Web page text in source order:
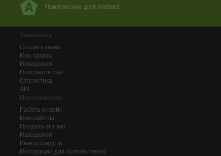
Приложение для Android
Заказчику
Создать заказ
Мои заказы
Извещения
Пополнить счёт
Статистика
API
Исполнителю
Работа онлайн
Мои работы
Продать статью
Извещения
Вывод средств
Инструкции для исполнителей